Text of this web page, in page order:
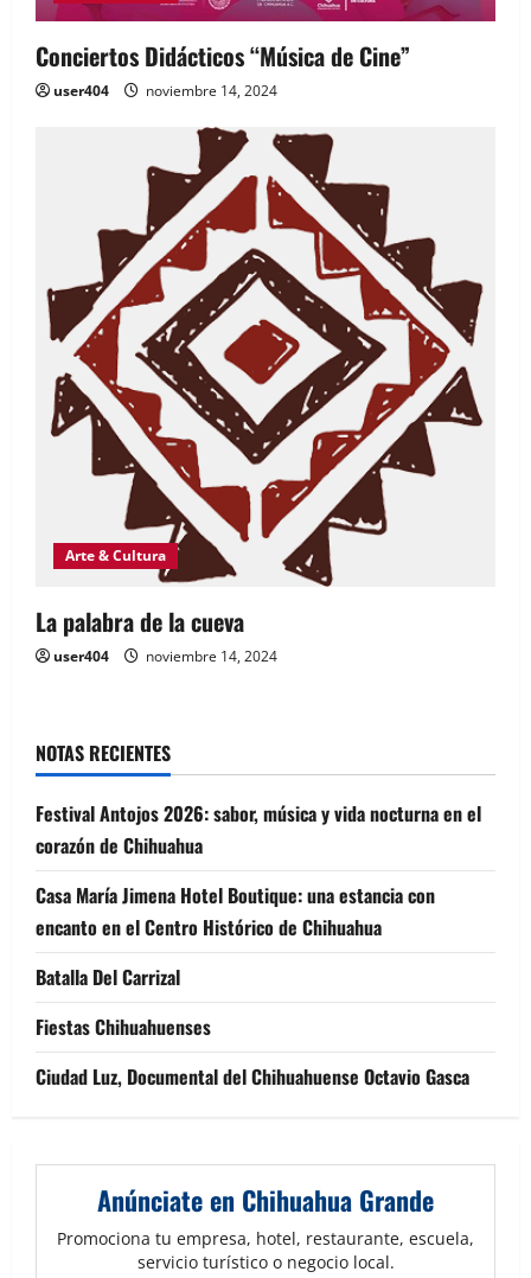
Conciertos Didácticos “Música de Cine”
user404 noviembre 14, 2024
Arte & Cultura
La palabra de la cueva
user404 noviembre 14, 2024
NOTAS RECIENTES
Festival Antojos 2026: sabor, música y vida nocturna en el
corazón de Chihuahua
Casa María Jimena Hotel Boutique: una estancia con
encanto en el Centro Histórico de Chihuahua
Batalla Del Carrizal
Fiestas Chihuahuenses
Ciudad Luz, Documental del Chihuahuense Octavio Gasca
Anúnciate en Chihuahua Grande
Promociona tu empresa, hotel, restaurante, escuela,
servicio turístico o negocio local.